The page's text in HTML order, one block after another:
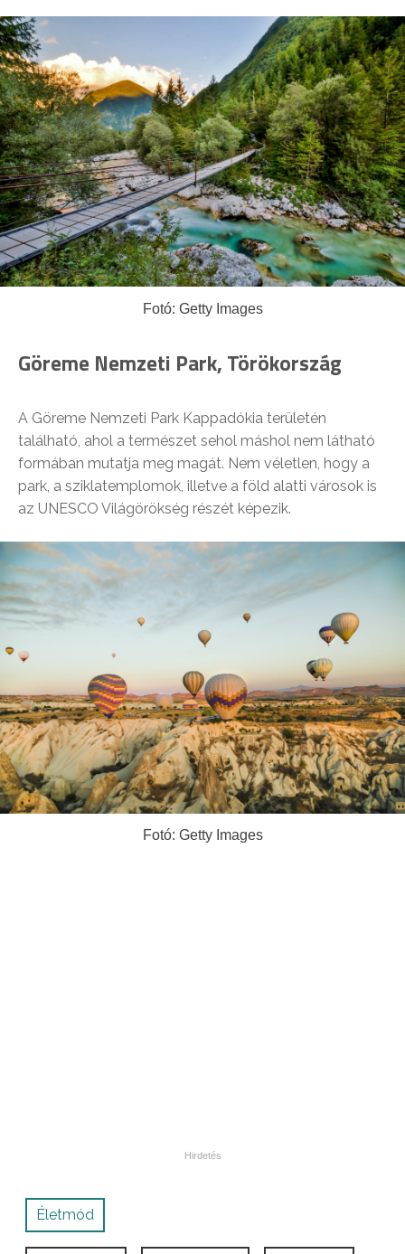
Fotó: Getty Images
Göreme Nemzeti Park, Törökország
A Göreme Nemzeti Park Kappadókia területén
található, ahol a természet sehol máshol nem látható
formában mutatja meg magát. Nem véletlen, hogy a
park, a sziklatemplomok, illetve a föld alatti városok is
az UNESCO Világörökség részét képezik.
Fotó: Getty Images
Életmód